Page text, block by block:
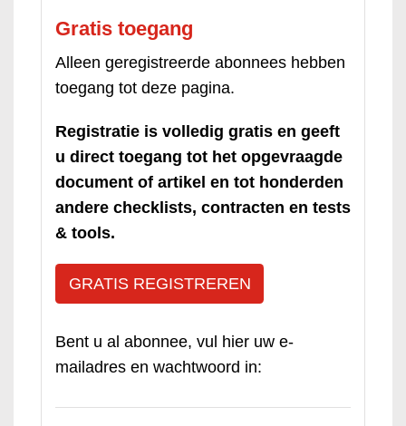
Gratis toegang
Alleen geregistreerde abonnees hebben
toegang tot deze pagina.
Registratie is volledig gratis en geeft
u direct toegang tot het opgevraagde
document of artikel en tot honderden
andere checklists, contracten en tests
& tools.
GRATIS REGISTREREN
Bent u al abonnee, vul hier uw e-
mailadres en wachtwoord in: